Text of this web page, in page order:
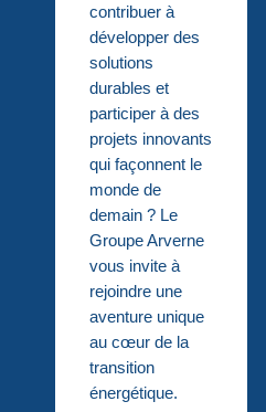
contribuer à
développer des
solutions
durables et
participer à des
projets innovants
qui façonnent le
monde de
demain ? Le
Groupe Arverne
vous invite à
rejoindre une
aventure unique
au cœur de la
transition
énergétique.